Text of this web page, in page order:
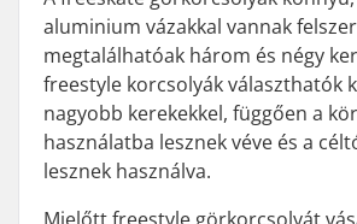
aluminium vázakkal vannak
megtalálhatóak három és négy
freestyle korcsolyák választhatók
nagyobb kerekekkel, függően a
használatba lesznek véve és a
lesznek használva.